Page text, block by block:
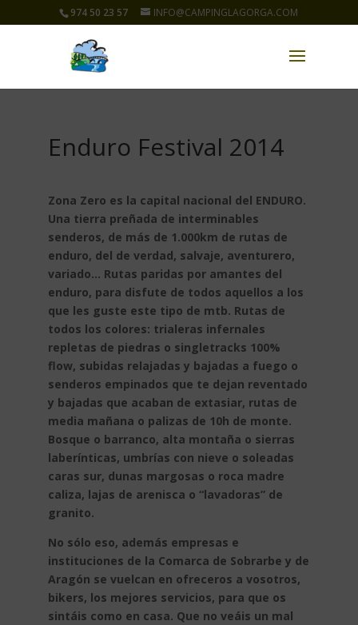
974 50 23 57 INFO@CAMPINGLAGORGA.COM
Enduro Festival 2014
Zona Zero es la capital nacional del ENDURO.
Una tierra preñada de interminables
senderos, de más de 1.000km de rutas de
enduro, del de verdad, salvaje, aventurero,
variado… Rutas paridas por amantes del
enduro, para disfute de todos aquellos a los
que les guste este tipo de mtb. Rutas de
todos los colores: trialeras infernales
repletas de piedras o singletracks 100%
flow, subidas relajadas y bajadas a fuego o
senderos empinados que te dejan reventado
y bajadas que acaban de extasiar, rutas de
media mañana o palizas de 10h de monte.
Bosque o barranco, alta montaña o sierras
laberínticas, umbrías con nieve o soleadas
caras sur, dunas margosas o roca madre
caliza, lajas de arenisca o “lavadoras” de
granito.
No sólo eso, además empresas e
instituciones de la Comarca de Sobrarbe y de
Aragón se vuelcan en ofreceros a vosotros,
bikers, los mejores servicios, para que os
sintáis como en casa. Que no veáis un mal